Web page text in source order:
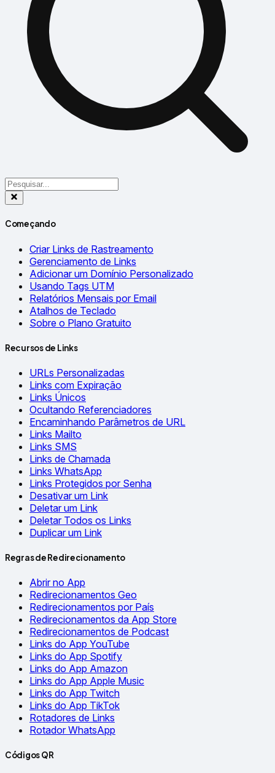
Começando
Criar Links de Rastreamento
Gerenciamento de Links
Adicionar um Domínio Personalizado
Usando Tags UTM
Relatórios Mensais por Email
Atalhos de Teclado
Sobre o Plano Gratuito
Recursos de Links
URLs Personalizadas
Links com Expiração
Links Únicos
Ocultando Referenciadores
Encaminhando Parâmetros de URL
Links Mailto
Links SMS
Links de Chamada
Links WhatsApp
Links Protegidos por Senha
Desativar um Link
Deletar um Link
Deletar Todos os Links
Duplicar um Link
Regras de Redirecionamento
Abrir no App
Redirecionamentos Geo
Redirecionamentos por País
Redirecionamentos da App Store
Redirecionamentos de Podcast
Links do App YouTube
Links do App Spotify
Links do App Amazon
Links do App Apple Music
Links do App Twitch
Links do App TikTok
Rotadores de Links
Rotador WhatsApp
Códigos QR